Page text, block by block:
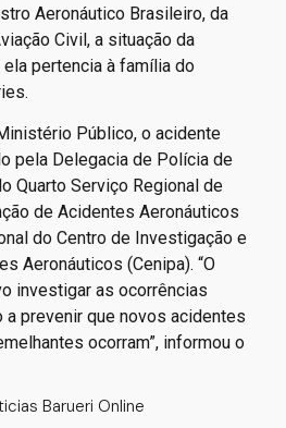
Aeronáutico Brasileiro, da
Civil, a situação da
pertencia à família do
Público, o acidente
pela Delegacia de Polícia de
Quarto Serviço Regional de
de Acidentes Aeronáuticos
do Centro de Investigação e
Aeronáuticos (Cenipa). “O
investigar as ocorrências
a prevenir que novos acidentes
ocorram”, informou o
Barueri Online